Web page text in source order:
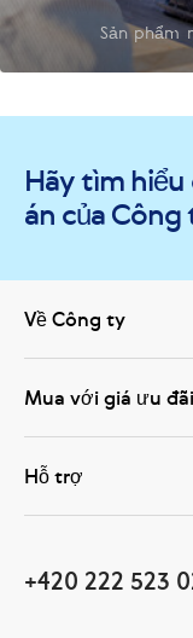
Sản phẩm
Hãy tìm hiểu
án của Công
Về Công ty
Mua với giá ưu đãi
Hỗ trợ
+420 222 523